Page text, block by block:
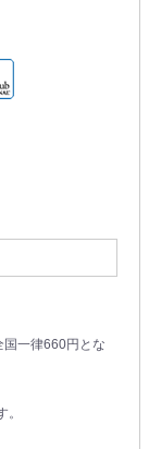
国一律660円とな